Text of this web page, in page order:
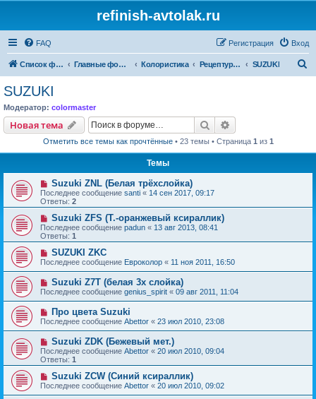
refinish-avtolak.ru
FAQ Вход
Регистрация
Список форумов Главные форумы Колористика Рецептуры участников (архив) SUZUKI
SUZUKI
Модератор: colormaster
Новая тема Поиск
Отметить все темы как прочтённые• 23 темы • Страница 1 из 1
Темы
Suzuki ZNL (Белая трёхслойка)
Последнее сообщение santi « 14 сен 2017, 09:17
Ответы: 2
Suzuki ZFS (Т.-оранжевый ксираллик)
Последнее сообщение padun « 13 авг 2013, 08:41
Ответы: 1
SUZUKI ZKC
Последнее сообщение Евроколор « 11 ноя 2011, 16:50
Suzuki Z7T (белая 3х слойка)
Последнее сообщение genius_spirit « 09 авг 2011, 11:04
Про цвета Suzuki
Последнее сообщение Abettor « 23 июл 2010, 23:08
Suzuki ZDK (Бежевый мет.)
Последнее сообщение Abettor « 20 июл 2010, 09:04
Ответы: 1
Suzuki ZCW (Синий ксираллик)
Последнее сообщение Abettor « 20 июл 2010, 09:02